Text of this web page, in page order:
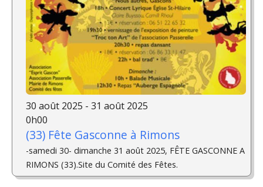
30 août 2025 - 31 août 2025
0h00
(33) Fête Gasconne à Rimons
-samedi 30- dimanche 31 août 2025, FÊTE GASCONNE A
RIMONS (33).Site du Comité des Fêtes.